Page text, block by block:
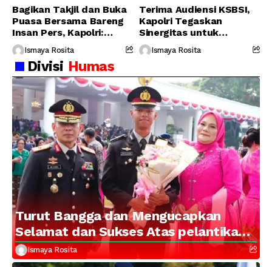
Bagikan Takjil dan Buka
Puasa Bersama Bareng
Insan Pers, Kapolri:
Suara Media Suara
Publik
Ismaya Rosita
Terima Audiensi KSBSI,
Kapolri Tegaskan
Sinergitas untuk
Perjuangkan Hak Buruh
Ismaya Rosita
Divisi Humas
Turut Bangga dan Mengucapkan
Selamat dan Sukses Atas pelantikan
Putra Brigjen Pol Drs, A.M Kamal.
Sebagai Perwira Polri Lulusan AKPOL
Ismaya Rosita